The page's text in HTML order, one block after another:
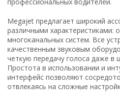
Megajet предлагает широкий
различными характеристиками:
многоканальных систем. Все
качественным звуковым
четкую передачу голоса даже в
Простота в использовании и
интерфейс позволяют
отвлекаясь на сложные